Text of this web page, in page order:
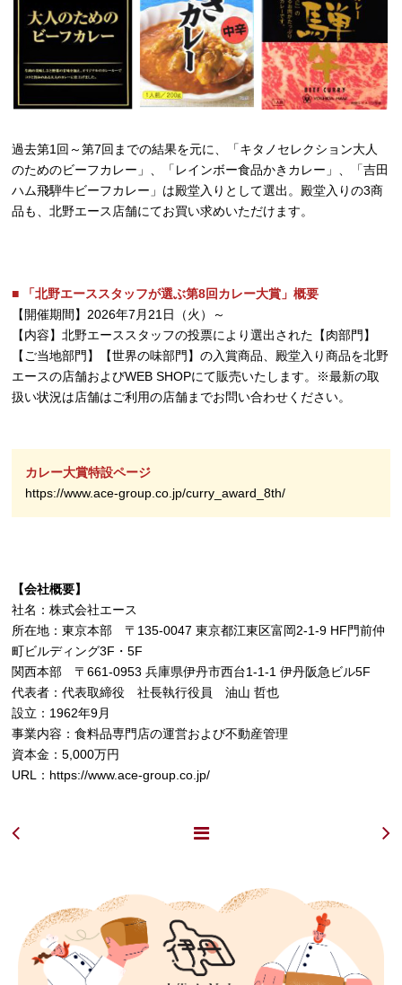
過去第1回～第7回までの結果を元に、「キタノセレクション大人
のためのビーフカレー」、「レインボー食品かきカレー」、「吉田
ハム飛騨牛ビーフカレー」は殿堂入りとして選出。殿堂入りの3商
品も、北野エース店舗にてお買い求めいただけます。
■ 「北野エーススタッフが選ぶ第8回カレー大賞」概要
【開催期間】2026年7月21日（火）～
【内容】北野エーススタッフの投票により選出された【肉部門】
【ご当地部門】【世界の味部門】の入賞商品、殿堂入り商品を北野
エースの店舗およびWEB SHOPにて販売いたします。※最新の取
扱い状況は店舗はご利用の店舗までお問い合わせください。
カレー大賞特設ページ
https://www.ace-group.co.jp/curry_award_8th/
【会社概要】
社名：株式会社エース
所在地：東京本部 〒135-0047 東京都江東区富岡2-1-9 HF門前仲
町ビルディング3F・5F
関西本部 〒661-0953 兵庫県伊丹市西台1-1-1 伊丹阪急ビル5F
代表者：代表取締役 社長執行役員 油山 哲也
設立：1962年9月
事業内容：食料品専門店の運営および不動産管理
資本金：5,000万円
URL： https://www.ace-group.co.jp/